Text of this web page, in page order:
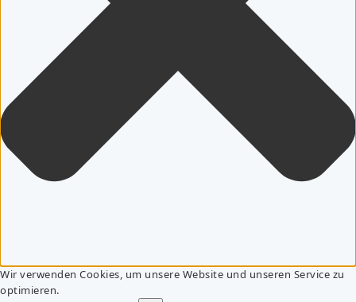
Wir verwenden Cookies, um unsere Website und unseren Service zu
optimieren.